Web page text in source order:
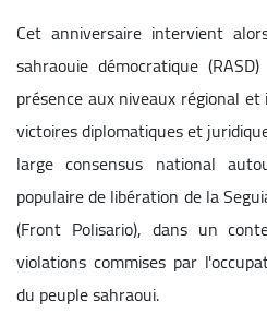
Cet anniversaire intervient
sahraouie démocratique
présence aux niveaux régional
victoires diplomatiques et
large consensus national
populaire de libération de la
(Front Polisario), dans un
violations commises par
du peuple sahraoui.